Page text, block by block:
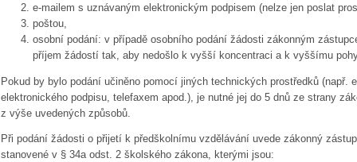
e-mailem s uznávaným elektronickým podpisem (nelze jen poslat
poštou,
osobní podání: v případě osobního podání žádosti zákonným
příjem žádostí tak, aby nedošlo k vyšší koncentraci a k vyššímu
Pokud by bylo podání učiněno pomocí jiných technických prostředků (např.
elektronického podpisu, telefaxem apod.), je nutné jej do 5 dnů ze strany
z výše uvedených způsobů.
Při podání žádosti o přijetí k předškolnímu vzdělávání uvede zákonný
stanovené v § 34aodst. 2 školského zákona, kterými jsou: